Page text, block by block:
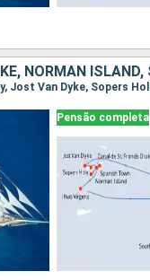
Pensão completa